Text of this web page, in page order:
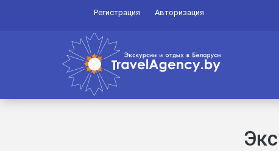
Регистрация Авторизация